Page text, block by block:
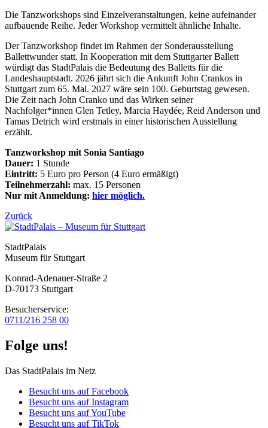
Die Tanzworkshops sind Einzelveranstaltungen, keine aufeinander
aufbauende Reihe. Jeder Workshop vermittelt ähnliche Inhalte.
Der Tanzworkshop findet im Rahmen der Sonderausstellung
Ballettwunder statt. In Kooperation mit dem Stuttgarter Ballett
würdigt das StadtPalais die Bedeutung des Balletts für die
Landeshauptstadt. 2026 jährt sich die Ankunft John Crankos in
Stuttgart zum 65. Mal. 2027 wäre sein 100. Geburtstag gewesen.
Die Zeit nach John Cranko und das Wirken seiner
Nachfolger*innen Glen Tetley, Marcia Haydée, Reid Anderson und
Tamas Detrich wird erstmals in einer historischen Ausstellung
erzählt.
Tanzworkshop mit Sonia Santiago
Dauer: 1 Stunde
Eintritt: 5 Euro pro Person (4 Euro ermäßigt)
Teilnehmerzahl: max. 15 Personen
Nur mit Anmeldung: hier möglich.
Zurück
StadtPalais
Museum für Stuttgart
Konrad-Adenauer-Straße 2
D-70173 Stuttgart
Besucherservice:
0711/216 258 00
Folge uns!
Das StadtPalais im Netz
Besucht uns auf Facebook
Besucht uns auf Instagram
Besucht uns auf YouTube
Besucht uns auf TikTok